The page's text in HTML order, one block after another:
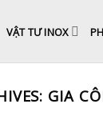
VẬT TƯ INOX
GIA